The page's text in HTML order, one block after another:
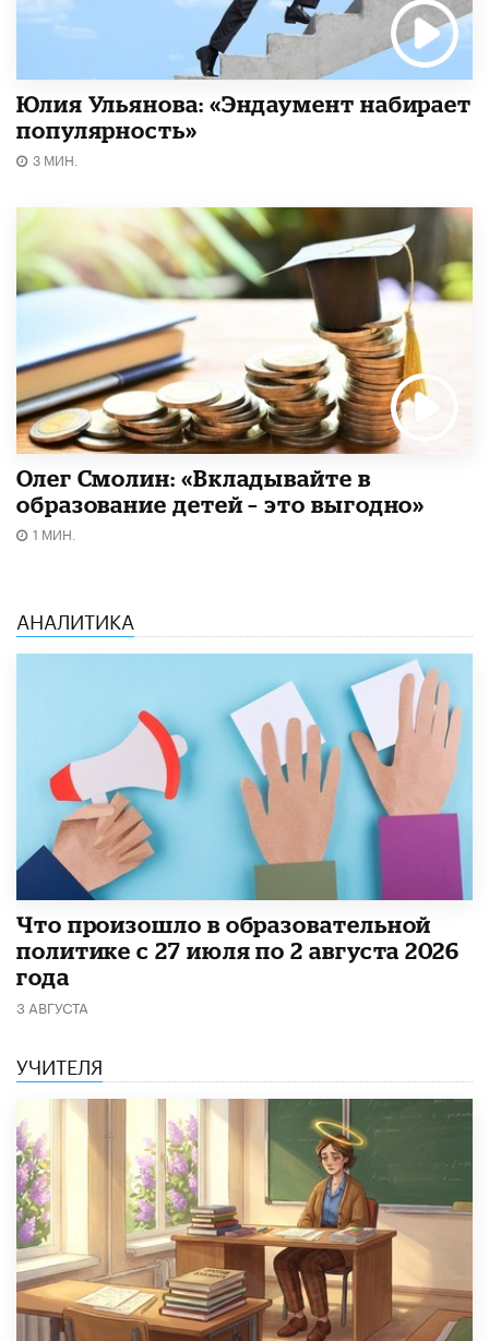
Юлия Ульянова: «Эндаумент набирает
популярность»
3 МИН.
Олег Смолин: «Вкладывайте в
образование детей – это выгодно»
1 МИН.
АНАЛИТИКА
​Что произошло в образовательной
политике с 27 июля по 2 августа 2026
года
3 АВГУСТА
УЧИТЕЛЯ